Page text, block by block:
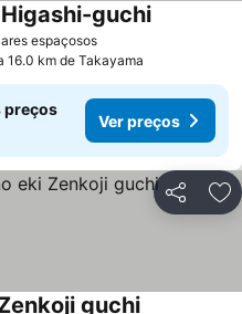
espaçosos
guchi
16.0 km de Takayama
preços
Ver preços
Partilhar
guchi